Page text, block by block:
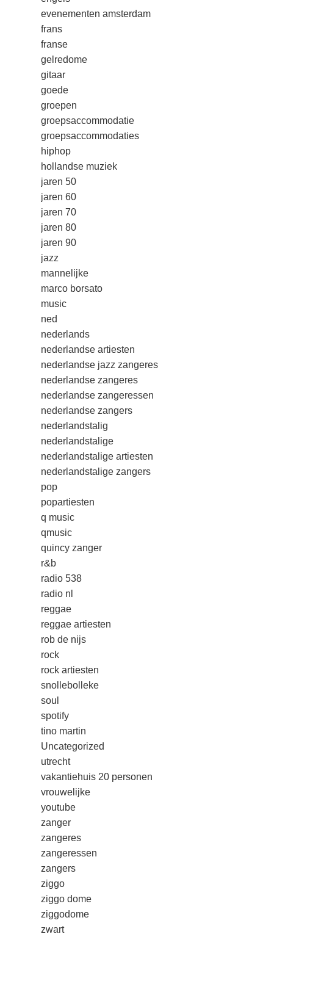
evenementen amsterdam
frans
franse
gelredome
gitaar
goede
groepen
groepsaccommodatie
groepsaccommodaties
hiphop
hollandse muziek
jaren 50
jaren 60
jaren 70
jaren 80
jaren 90
jazz
mannelijke
marco borsato
music
ned
nederlands
nederlandse artiesten
nederlandse jazz zangeres
nederlandse zangeres
nederlandse zangeressen
nederlandse zangers
nederlandstalig
nederlandstalige
nederlandstalige artiesten
nederlandstalige zangers
pop
popartiesten
q music
qmusic
quincy zanger
r&b
radio 538
radio nl
reggae
reggae artiesten
rob de nijs
rock
rock artiesten
snollebolleke
soul
spotify
tino martin
Uncategorized
utrecht
vakantiehuis 20 personen
vrouwelijke
youtube
zanger
zangeres
zangeressen
zangers
ziggo
ziggo dome
ziggodome
zwart